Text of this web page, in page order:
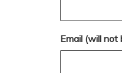
Email (will not